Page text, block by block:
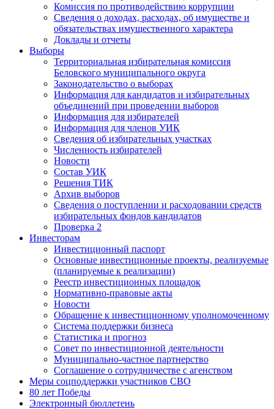
Комиссия по противодействию коррупции
Сведения о доходах, расходах, об имуществе и
обязательствах имущественного характера
Доклады и отчеты
Выборы
Территориальная избирательная комиссия
Беловского муниципального округа
Законодательство о выборах
Информация для кандидатов и избирательных
объединений при проведении выборов
Информация для избирателей
Информация для членов УИК
Сведения об избирательных участках
Численность избирателей
Новости
Состав УИК
Решения ТИК
Архив выборов
Сведения о поступлении и расходовании средств
избирательных фондов кандидатов
Проверка 2
Инвесторам
Инвестиционный паспорт
Основные инвестиционные проекты, реализуемые
(планируемые к реализации)
Реестр инвестиционных площадок
Нормативно-правовые акты
Новости
Обращение к инвестиционному уполномоченному
Система поддержки бизнеса
Статистика и прогноз
Совет по инвестиционной деятельности
Муниципально-частное партнерство
Соглашение о сотрудничестве с агенством
Меры соцподдержки участников СВО
80 лет Победы
Электронный бюллетень